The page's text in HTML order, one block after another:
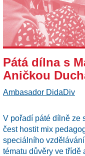
Pátá dílna s
Aničkou
Ambasador DidaDiv
V pořadí páté dílně ze
čest hostit mix
speciálního
tématu důvěry ve třídě